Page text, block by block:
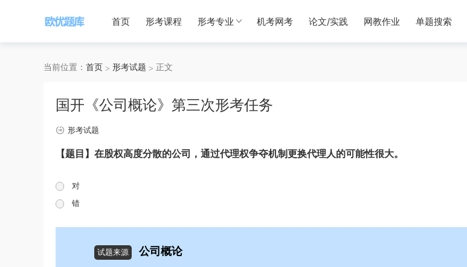
首页 形考课程 形考专业 机考网考 论文/实践 网教作业 单题搜索
当前位置： 首页 形考试题 正文
国开《公司概论》第三次形考任务
形考试题
【题目】在股权高度分散的公司，通过代理权争夺机制更换代理人的可能性很大。
对
错
试题来源 公司概论